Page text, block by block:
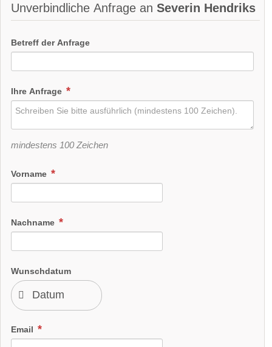
Unverbindliche Anfrage an Severin Hendriks
Betreff der Anfrage
Ihre Anfrage
mindestens 100 Zeichen
Vorname
Nachname
Wunschdatum
Email